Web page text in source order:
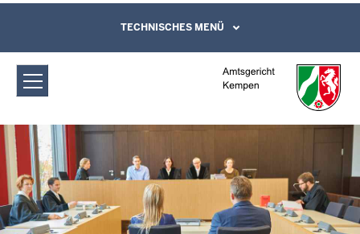
Amtsgericht Kempen: Sitzungstermine
Direkt zum Inhalt
Leichte Sprache, Gebärdensprachenvideo
und Kontaktformular
TECHNISCHES MENÜ